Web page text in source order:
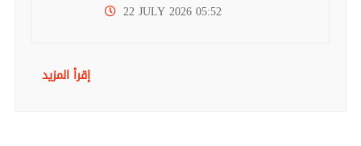
22 JULY 2026 05:52
إقرأ المزيد